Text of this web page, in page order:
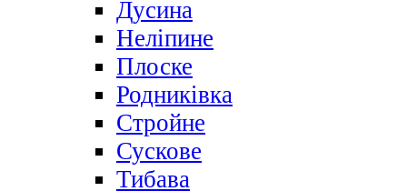
Дусина
Неліпине
Плоске
Родниківка
Стройне
Сускове
Тибава